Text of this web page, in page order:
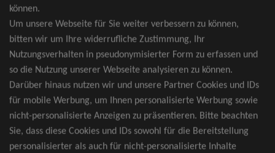
wider Erwarten doch nicht verfügbar
sein, erhalten Sie von uns Tickets für die
nächst bessere Kategorie. Und das
kostenfrei und völlig automatisch.
TOP-Events
können.
Um unsere Webseite für Sie weiter verbessern zu können,
bitten wir um Ihre widerrufliche Zustimmung, Ihr
Nutzungsverhalten in pseudonymisierter Form zu erfassen und
so die Nutzung unserer Webseite analysieren zu können.
Darüber hinaus nutzen wir und unsere Partner Cookies und IDs
für mobile Werbung, um Ihnen personalisierte Werbung sowie
nicht-personalisierte Anzeigen zu präsentieren. Bitte beachten
Sie, dass diese Cookies und IDs sowohl für die Bereitstellung
personalisierter als auch für nicht-personalisierte Inhalte